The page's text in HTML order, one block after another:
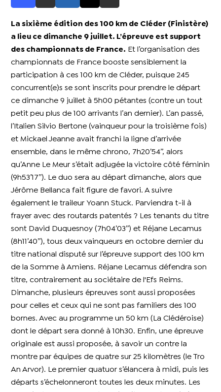
La sixième édition des 100 km de Cléder (Finistère)
a lieu ce dimanche 9 juillet. L’épreuve est support
des championnats de France.
Et l’organisation des
championnats de France booste sensiblement la
participation à ces 100 km de Cléder, puisque 245
concurrent(e)s se sont inscrits pour prendre le départ
ce dimanche 9 juillet à 5h00 pétantes (contre un tout
petit peu plus de 100 arrivants l’an dernier). L’an passé,
l’Italien Silvio Bertone (vainqueur pour la troisième fois)
et Mickael Jeanne avait franchi la ligne d’arrivée
ensemble, dans le même chrono, 7h20’54’’, alors
qu’Anne Le Meur s’était adjugée la victoire côté féminin
(9h53’17’’). Le duo sera au départ dimanche, alors que
Jérôme Bellanca fait figure de favori. A suivre
également le traileur Yoann Stuck. Parviendra t-il à
frayer avec des routards patentés ? Les tenants du titre
sont David Duquesnoy (7h04’03’’) et Réjane Lecamus
(8h11’40’’), tous deux vainqueurs en octobre dernier du
titre national disputé sur l’épreuve support des 100 km
de la Somme à Amiens. Réjane Lecamus défendra son
titre, contrairement au sociétaire de l'Efs Reims.
Dimanche, plusieurs épreuves sont aussi proposées
pour celles et ceux qui ne sont pas familiers des 100
bornes. Avec au programme un 50 km (La Clédéroise)
dont le départ sera donné à 10h30. Enfin, une épreuve
originale est aussi proposée, à savoir un contre la
montre par équipes de quatre sur 25 kilomètres (le Tro
An Arvor). Le premier quatuor s’élancera à midi, puis les
départs s’échelonneront toutes les deux minutes. Les